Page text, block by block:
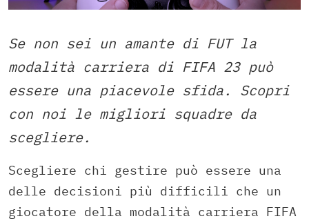
Se non sei un amante di FUT la
modalità carriera di FIFA 23 può
essere una piacevole sfida. Scopri
con noi le migliori squadre da
scegliere.
Scegliere chi gestire può essere una
delle decisioni più difficili che un
giocatore della modalità carriera FIFA